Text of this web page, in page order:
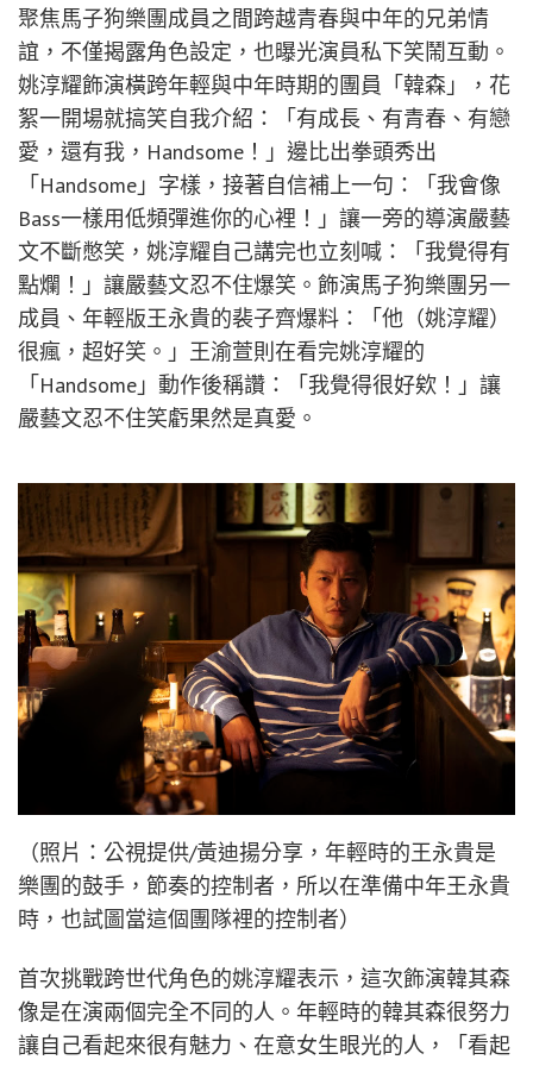
聚焦馬子狗樂團成員之間跨越青春與中年的兄弟情
誼，不僅揭露角色設定，也曝光演員私下笑鬧互動。
姚淳耀飾演橫跨年輕與中年時期的團員「韓森」，花
絮一開場就搞笑自我介紹：「有成長、有青春、有戀
愛，還有我，Handsome！」邊比出拳頭秀出
「Handsome」字樣，接著自信補上一句：「我會像
Bass一樣用低頻彈進你的心裡！」讓一旁的導演嚴藝
文不斷憋笑，姚淳耀自己講完也立刻喊：「我覺得有
點爛！」讓嚴藝文忍不住爆笑。飾演馬子狗樂團另一
成員、年輕版王永貴的裴子齊爆料：「他（姚淳耀）
很瘋，超好笑。」王渝萱則在看完姚淳耀的
「Handsome」動作後稱讚：「我覺得很好欸！」讓
嚴藝文忍不住笑虧果然是真愛。
（照片：公視提供/黃迪揚分享，年輕時的王永貴是
樂團的鼓手，節奏的控制者，所以在準備中年王永貴
時，也試圖當這個團隊裡的控制者）
首次挑戰跨世代角色的姚淳耀表示，這次飾演韓其森
像是在演兩個完全不同的人。年輕時的韓其森很努力
讓自己看起來很有魅力、在意女生眼光的人，「看起